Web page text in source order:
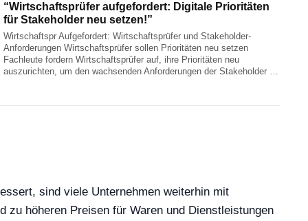
“Wirtschaftsprüfer aufgefordert: Digitale Prioritäten
für Stakeholder neu setzen!”
Wirtschaftspr Aufgefordert: Wirtschaftsprüfer und Stakeholder-
Anforderungen Wirtschaftsprüfer sollen Prioritäten neu setzen
Fachleute fordern Wirtschaftsprüfer auf, ihre Prioritäten neu
auszurichten, um den wachsenden Anforderungen der Stakeholder …
sind viele Unternehmen weiterhin mit
zu höheren Preisen für Waren und Dienstleistungen